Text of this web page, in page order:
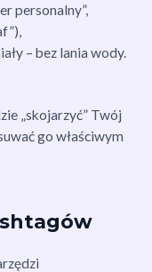
personalny”,
– bez lania wody.
„skojarzyć” Twój
go właściwym